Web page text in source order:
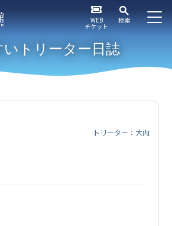
WEB
チケット
検索
いトリーター日誌
トリーター：大内